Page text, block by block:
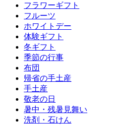
フラワーギフト
フルーツ
ホワイトデー
体験ギフト
冬ギフト
季節の行事
布団
帰省の手土産
手土産
敬老の日
暑中・残暑見舞い
洗剤・石けん